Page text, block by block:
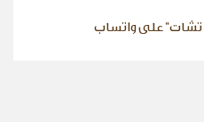
تشات" على واتساب